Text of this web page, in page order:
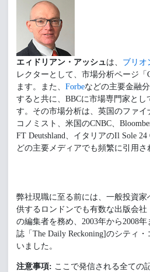
エィドリアン・アッシュは、 ブリオ
レクターとして、市場分析ページ「
ます。また、 Forbeなどの主要金融
すると共に、BBCに市場専門家とし
す。その市場分析は、英国のファイ
コノミスト、米国のCNBC、
FT Deutshland、イタリアのIl Sole
どの主要メディアでも頻繁に引用さ
弊社現職に至る前には、一般投資
供するロンドンでも有数な出版会社
の編集者を務め、2003年から2008
誌「The Daily Reckoning]のシティ
いました。
注意事項: ここで発信される全ての